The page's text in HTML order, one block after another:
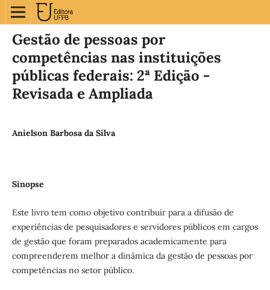
Gestão de pessoas por
competências nas instituições
públicas federais: 2ª Edição -
Revisada e Ampliada
Anielson Barbosa da Silva
Sinopse
Este livro tem como objetivo contribuir para a difusão de
experiências de pesquisadores e servidores públicos em cargos
de gestão que foram preparados academicamente para
compreenderem melhor a dinâmica da gestão de pessoas por
competências no setor público.